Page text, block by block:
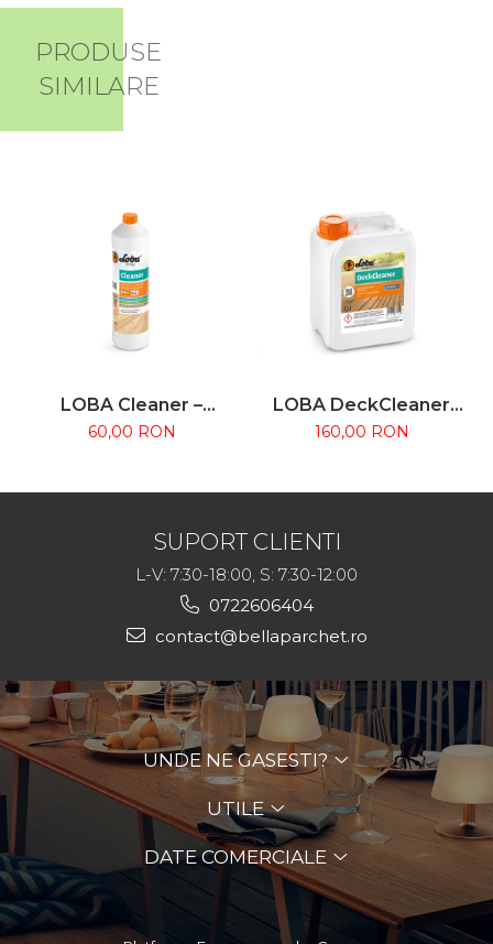
PRODUSE
SIMILARE
LOBA Cleaner –
Soluție concentrată
pentru curățarea
pardoselilor
60,00 RON
LOBA DeckCleaner
2.5L – Detergent
concentrat pentru
WPC la exterior
160,00 RON
SUPORT CLIENTI
L-V: 7:30-18:00, S: 7:30-12:00
0722606404
contact@bellaparchet.ro
UNDE NE GASESTI?
UTILE
DATE COMERCIALE